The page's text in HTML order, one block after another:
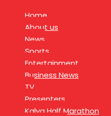
Home
About us
News
Sports
Entertainment
Business News
TV
Presenters
Kalya Half Marathon